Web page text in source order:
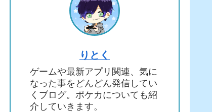
りとく
ゲームや最新アプリ関連、気に
なった事をどんどん発信してい
くブログ。ポケカについても紹
介していきます。